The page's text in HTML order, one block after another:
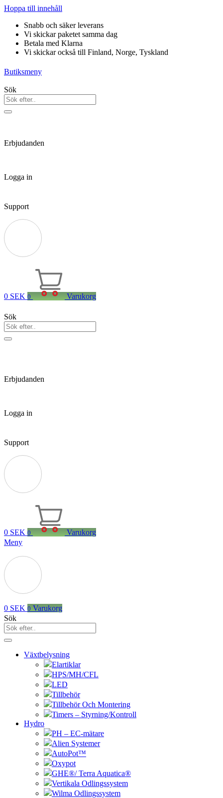
Hoppa till innehåll
Snabb och säker leverans
Vi skickar paketet samma dag
Betala med Klarna
Vi skickar också till Finland, Norge, Tyskland
Butiksmeny
Sök
Erbjudanden
Logga in
Support
0 SEK 0 Varukorg
Sök
Erbjudanden
Logga in
Support
0 SEK 0
Varukorg
Meny
0 SEK 0 Varukorg
Sök
Växtbelysning
Elartiklar
HPS/MH/CFL
LED
Tillbehör
Tillbehör Och Montering
Timers – Styrning/Kontroll
Hydro
PH – EC-mätare
Alien Systemer
AutoPot™
Oxypot
GHE®/ Terra Aquatica®
Vertikala Odlingssystem
Wilma Odlingssystem